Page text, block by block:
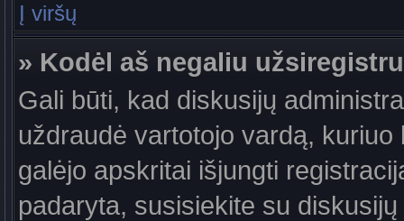
Į viršų
» Kodėl aš negaliu
Gali būti, kad diskusijų
uždraudė vartotojo vardą,
galėjo apskritai išjungti
padaryta, susisiekite su